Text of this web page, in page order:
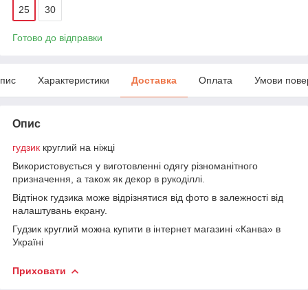
25 30
Готово до відправки
Характеристики Доставка Оплата Умови
Опис
гудзик круглий на ніжці
Використовується у виготовленні одягу різноманітного
призначення, а також як декор в рукоділлі.
Відтінок гудзика може відрізнятися від фото в залежності від
налаштувань екрану.
Гудзик круглий можна купити в інтернет магазині «Канва» в
Україні
Приховати